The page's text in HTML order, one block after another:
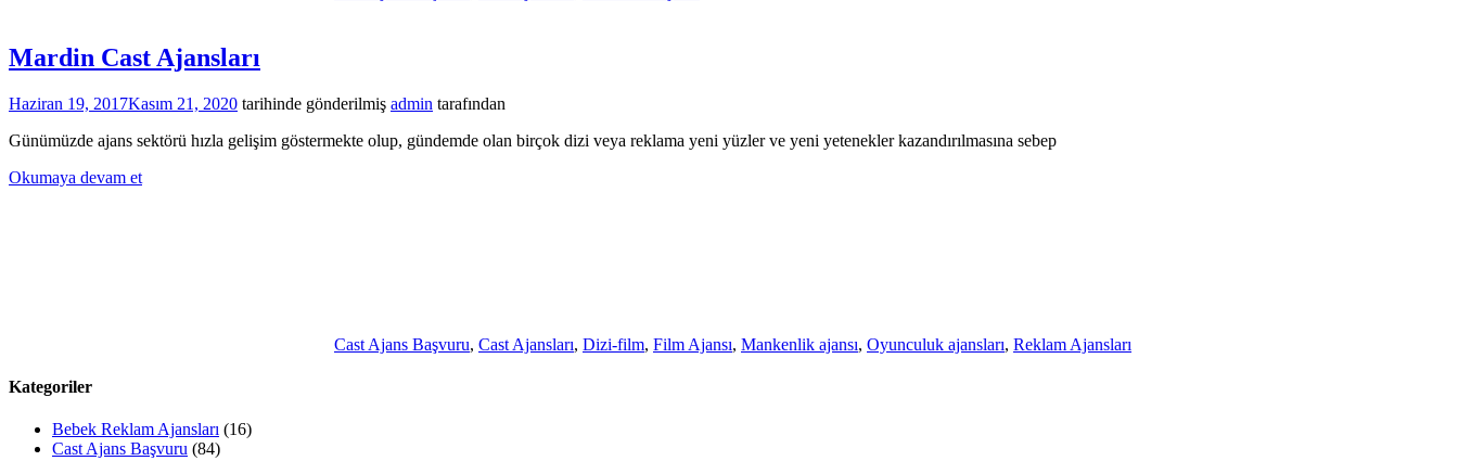
Mardin Cast Ajansları
Haziran 19, 2017Kasım 21, 2020 tarihinde gönderilmiş admin tarafından
Günümüzde ajans sektörü hızla gelişim göstermekte olup, gündemde olan birçok dizi veya reklama yeni yüzler ve yeni yetenekler kazandırılmasına sebep
Okumaya devam et
Cast Ajans Başvuru, Cast Ajansları, Dizi-film, Film Ajansı, Mankenlik ajansı, Oyunculuk ajansları, Reklam Ajansları
Kategoriler
Bebek Reklam Ajansları (16)
Cast Ajans Başvuru (84)